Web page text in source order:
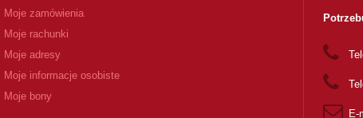
Moje zamówienia
Moje rachunki
Moje adresy
Moje informacje osobiste
Moje bony
E-